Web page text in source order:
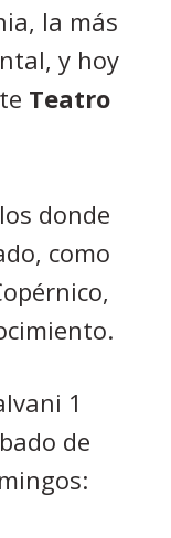
la más
y hoy
Teatro
donde
como
1
de